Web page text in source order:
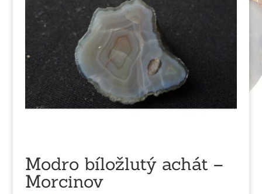
Modro bíložlutý achát –
Morcinov